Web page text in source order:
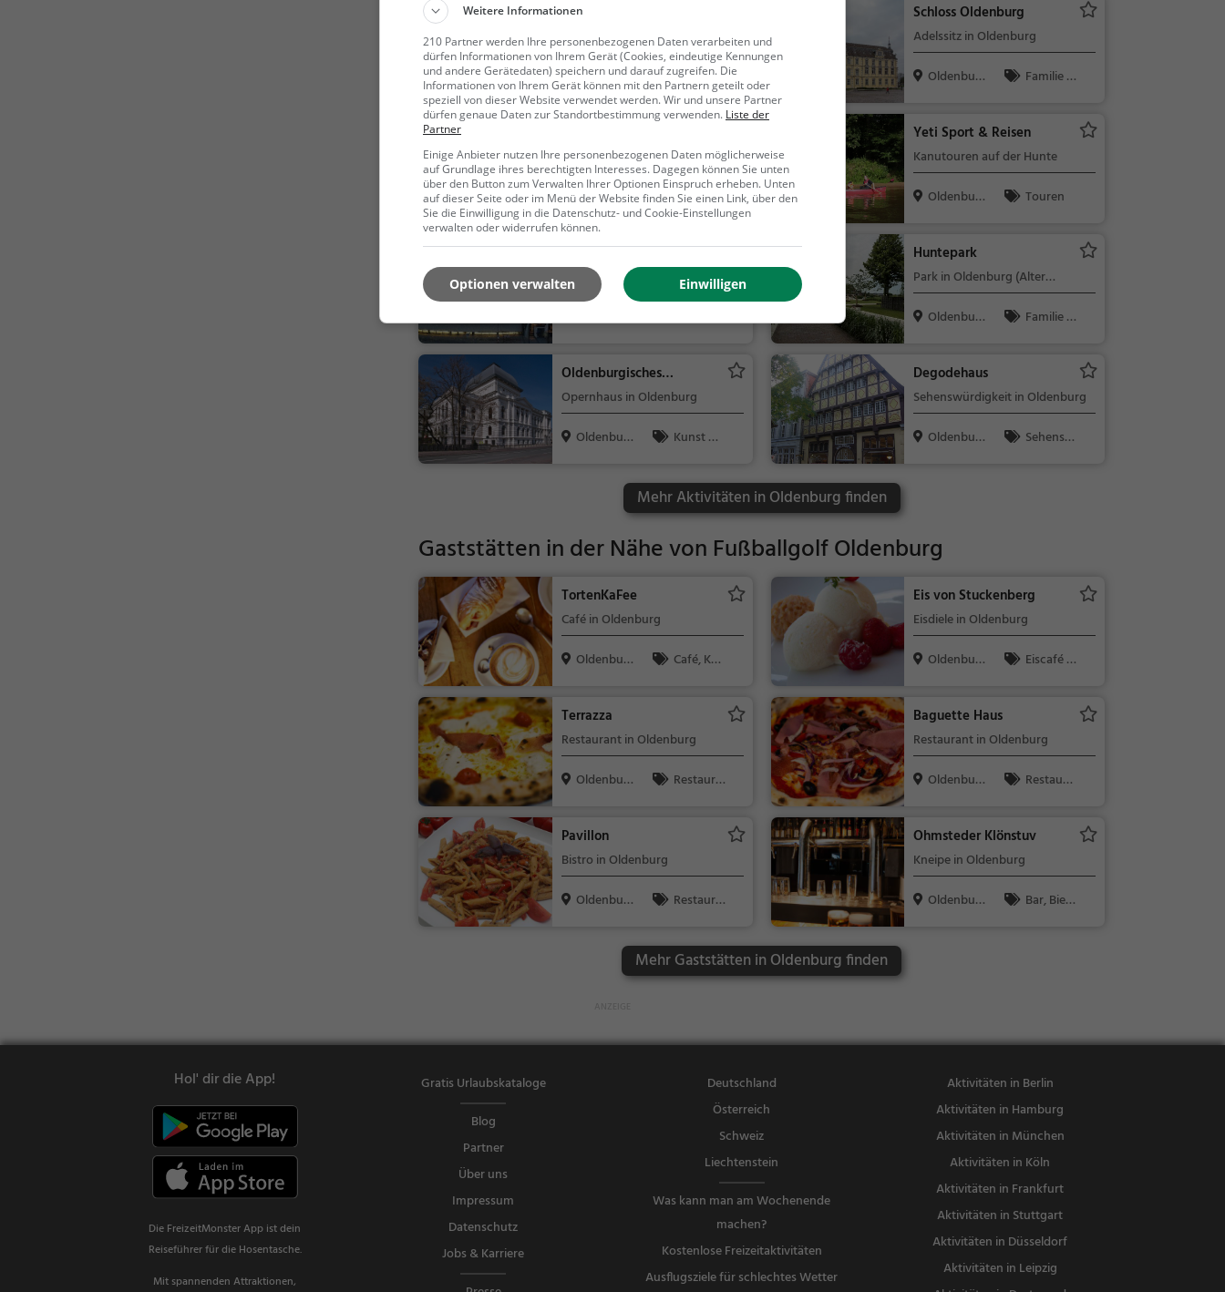
Detektiv Geocaching
Kindergeburtstag in
Bremen
Mord im Park - Krimi Geburtstag
Bremen
Action &
Abenteuer, F
amilie & Kind
uren
Schloss Oldenburg
Adelssitz in Oldenburg
Oldenbur
Familie &
Zone Lasertag,
Abenteuer Minigolf &
Arcade Games
Lasertag und Minigolf im
Laserstar bei Oldenburg
Oldenbur
g
Action &
Abenteuer, F
ungen
Yeti Sport & Reisen
Kanutouren auf der Hunte
Oldenbur
Touren
Horst-Janssen-Museum
Museum in Oldenburg
Oldenbur
Kunst &
Huntepark
Park in Oldenburg (Alter
Stadthafen)
Oldenbur
Familie &
Oldenburgisches
Staatstheater
Opernhaus in Oldenburg
Oldenbur
Kunst &
enswürdigke
it
Degodehaus
Sehenswürdigkeit in Oldenburg
Oldenbur
Sehensw
Mehr Aktivitäten in Oldenburg finden
Gaststätten in der Nähe von Fußballgolf Oldenburg
TortenKaFee
Café in Oldenburg
Oldenbur
Café, Kaff
waren
Eis von Stuckenberg
Eisdiele in Oldenburg
Oldenbur
Eiscafé /
Terrazza
Restaurant in Oldenburg
Oldenbur
Restaura
h, Pizza, Euro
tarisch, Medi
esfrüchte, Fis
ch
Baguette Haus
Restaurant in Oldenburg
Oldenbur
Restaura
enisch, Mitta
gessen, Vege
Pavillon
Bistro in Oldenburg
Oldenbur
Restaura
acks / Geträ
nke, Italienis
ch, Pizza, Eur
ndessen, Veg
Ohmsteder Klönstuv
Kneipe in Oldenburg
Oldenbur
Bar, Bier,
Mehr Gaststätten in Oldenburg finden
Hol' dir die App!
Die FreizeitMonster App ist dein
Reiseführer für die Hosentasche.
Mit spannenden Attraktionen,
Gratis Urlaubskataloge
Blog
Partner
Über uns
Impressum
Datenschutz
Jobs & Karriere
Deutschland
Österreich
Schweiz
Liechtenstein
Was kann man am Wochenende
machen?
Kostenlose Freizeitaktivitäten
Ausflugsziele für schlechtes Wetter
Aktivitäten in Berlin
Aktivitäten in Hamburg
Aktivitäten in München
Aktivitäten in Köln
Aktivitäten in Frankfurt
Aktivitäten in Stuttgart
Aktivitäten in Düsseldorf
Aktivitäten in Leipzig
Weitere Informationen
210 Partner werden Ihre personenbezogenen Daten verarbeiten und
dürfen Informationen von Ihrem Gerät (Cookies, eindeutige Kennungen
und andere Gerätedaten) speichern und darauf zugreifen. Die
Informationen von Ihrem Gerät können mit den Partnern geteilt oder
speziell von dieser Website verwendet werden. Wir und unsere Partner
dürfen genaue Daten zur Standortbestimmung verwenden. Liste der
Partner
Einige Anbieter nutzen Ihre personenbezogenen Daten möglicherweise
auf Grundlage ihres berechtigten Interesses. Dagegen können Sie unten
über den Button zum Verwalten Ihrer Optionen Einspruch erheben. Unten
auf dieser Seite oder im Menü der Website finden Sie einen Link, über den
Sie die Einwilligung in die Datenschutz- und Cookie-Einstellungen
verwalten oder widerrufen können.
Einwilligen
Optionen verwalten